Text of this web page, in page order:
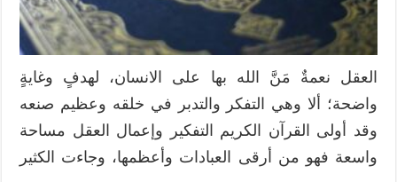
مغلقة
العقل نعمةٌ مَنَّ الله بها على الانسان، لهدفٍ وغايةٍ
واضحة؛ ألا وهي التفكر والتدبر في خلقه وعظيم صنعه
وقد أولى القرآن الكريم التفكير وإعمال العقل مساحة
واسعة فهو من أرقى العبادات وأعظمها، وجاءت الكثير